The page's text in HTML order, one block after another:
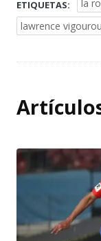
ETIQUETAS: la
lawrence